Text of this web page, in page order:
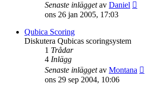
Senaste inläggetav Daniel
ons 26 jan 2005, 17:03
Qubica Scoring
Diskutera Qubicas scoringsystem
1 Trådar
4 Inlägg
Senaste inläggetav Montana
ons 29 sep 2004, 10:06